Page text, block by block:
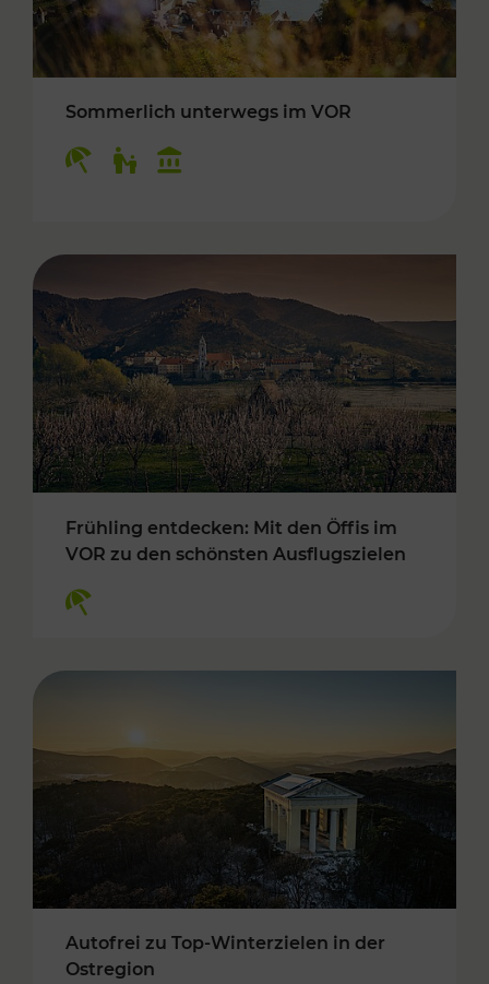
Sommerlich unterwegs im VOR
Frühling entdecken: Mit den Öffis im
VOR zu den schönsten Ausflugszielen
Autofrei zu Top-Winterzielen in der
Ostregion